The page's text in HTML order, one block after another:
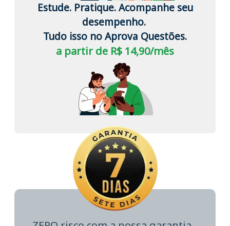
Estude. Pratique. Acompanhe seu
desempenho.
Tudo isso no Aprova Questões.
a partir de R$ 14,90/mês